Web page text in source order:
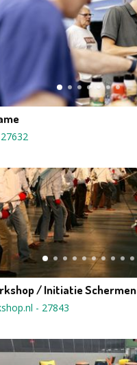
27632
/ Initiatie Schermen
- 27843